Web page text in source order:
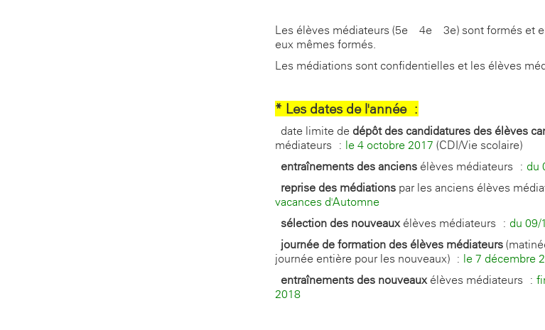
Les élèves médiateurs (5e – 4e – 3e) sont formés et
eux-mêmes formés.
Les médiations sont confidentielles et les élèves
* Les dates de l'année:
- date limite de dépôt des candidatures des élèves
médiateurs : le 4 octobre 2017 (CDI/Vie scolaire)
entraînements des anciens élèves médiateurs : du
reprise des médiations par les anciens élèves
vacances d'Automne
sélection des nouveaux élèves médiateurs : du 09/
journée de formation des élèves médiateurs
journée entière pour les nouveaux) : le 7 décembre
entraînements des nouveaux élèves médiateurs :
2018